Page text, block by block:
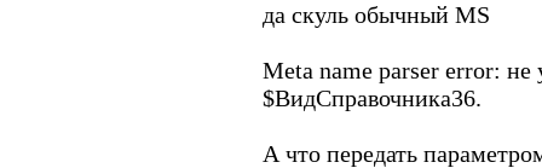
да скуль обычный MS
Meta name parser error:
$ВидСправочника36.
А что передать